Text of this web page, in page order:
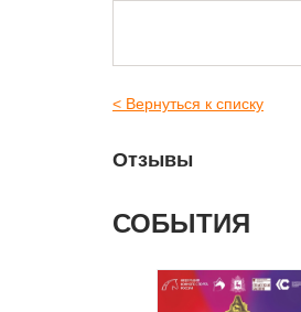
< Вернуться к списку
Отзывы
СОБЫТИЯ